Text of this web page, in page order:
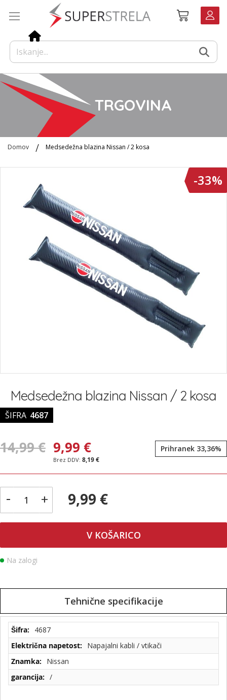
Košarica
TRGOVINA
Domov Medsedežna blazina Nissan / 2 kosa
-33%
začetek
galerije
slik
Medsedežna blazina Nissan / 2 kosa
ŠIFRA 4687
14,99 € 9,99 €
8,19 €
Prihranek 33,36%
- + 9,99 €
V KOŠARICO
Na zalogi
Tehnične specifikacije
Tehnične
specifikacije
4687
Napajalni kabli / vtikači
Nissan
/